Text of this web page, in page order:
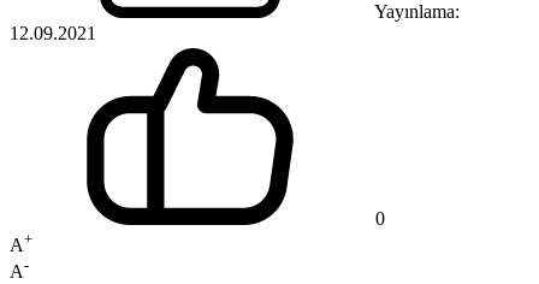
Yayınlama:
12.09.2021
0
A+
A-